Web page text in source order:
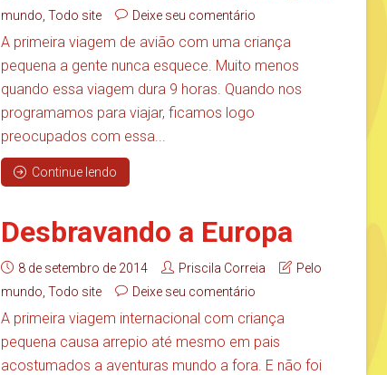
mundo Todo site Deixe seu comentário
A primeira viagem de avião com uma criança
pequena a gente nunca esquece. Muito menos
quando essa viagem dura 9 horas. Quando nos
programamos para viajar, ficamos logo
preocupados com essa...
Continue lendo
Desbravando a Europa
8 de setembro de 2014 Priscila Correia
Pelo
mundo Todo site Deixe seu comentário
A primeira viagem internacional com criança
pequena causa arrepio até mesmo em pais
acostumados a aventuras mundo a fora. E não foi